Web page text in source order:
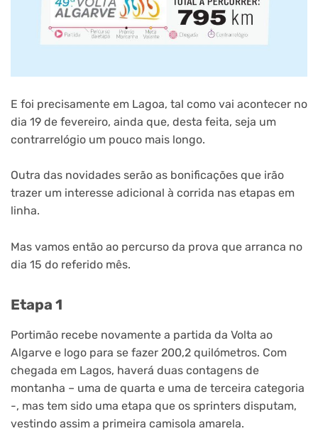
E foi precisamente em Lagoa, tal como vai acontecer no
dia 19 de fevereiro, ainda que, desta feita, seja um
contrarrelógio um pouco mais longo.
Outra das novidades serão as bonificações que irão
trazer um interesse adicional à corrida nas etapas em
linha.
Mas vamos então ao percurso da prova que arranca no
dia 15 do referido mês.
Etapa 1
Portimão recebe novamente a partida da Volta ao
Algarve e logo para se fazer 200,2 quilómetros. Com
chegada em Lagos, haverá duas contagens de
montanha – uma de quarta e uma de terceira categoria
-, mas tem sido uma etapa que os sprinters disputam,
vestindo assim a primeira camisola amarela.